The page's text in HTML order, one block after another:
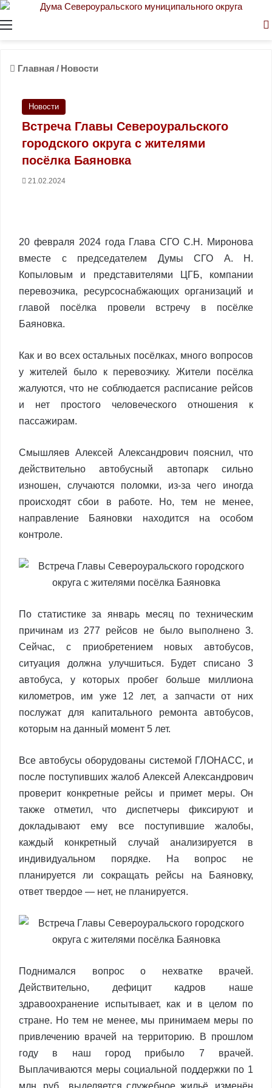
Главная / Новости
Новости
Встреча Главы Североуральского
городского округа с жителями
посёлка Баяновка
21.02.2024
20 февраля 2024 года Глава СГО С.Н. Миронова
вместе с председателем Думы СГО А. Н.
Копыловым и представителями ЦГБ, компании
перевозчика, ресурсоснабжающих организаций и
главой посёлка провели встречу в посёлке
Баяновка.
Как и во всех остальных посёлках, много вопросов
у жителей было к перевозчику. Жители посёлка
жалуются, что не соблюдается расписание рейсов
и нет простого человеческого отношения к
пассажирам.
Смышляев Алексей Александрович пояснил, что
действительно автобусный автопарк сильно
изношен, случаются поломки, из-за чего иногда
происходят сбои в работе. Но, тем не менее,
направление Баяновки находится на особом
контроле.
По статистике за январь месяц по техническим
причинам из 277 рейсов не было выполнено 3.
Сейчас, с приобретением новых автобусов,
ситуация должна улучшиться. Будет списано 3
автобуса, у которых пробег больше миллиона
километров, им уже 12 лет, а запчасти от них
послужат для капитального ремонта автобусов,
которым на данный момент 5 лет.
Все автобусы оборудованы системой ГЛОНАСС, и
после поступивших жалоб Алексей Александрович
проверит конкретные рейсы и примет меры. Он
также отметил, что диспетчеры фиксируют и
докладывают ему все поступившие жалобы,
каждый конкретный случай анализируется в
индивидуальном порядке. На вопрос не
планируется ли сокращать рейсы на Баяновку,
ответ твердое — нет, не планируется.
Поднимался вопрос о нехватке врачей.
Действительно, дефицит кадров наше
здравоохранение испытывает, как и в целом по
стране. Но тем не менее, мы принимаем меры по
привлечению врачей на территорию. В прошлом
году в наш город прибыло 7 врачей.
Выплачиваются меры социальной поддержки по 1
млн. руб., выделяется служебное жильё, изменён